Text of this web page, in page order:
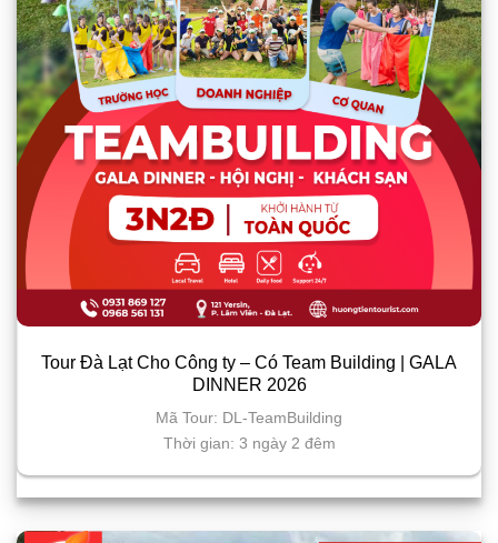
Tour Đà Lạt Cho Công ty – Có Team Building | GALA
DINNER 2026
Mã Tour: DL-TeamBuilding
Thời gian: 3 ngày 2 đêm